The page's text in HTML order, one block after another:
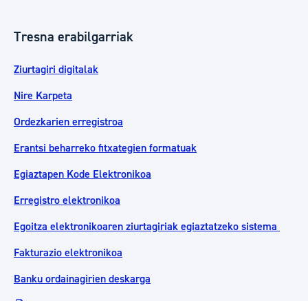
Tresna erabilgarriak
Ziurtagiri digitalak
Nire Karpeta
Ordezkarien erregistroa
Erantsi beharreko fitxategien formatuak
Egiaztapen Kode Elektronikoa
Erregistro elektronikoa
Egoitza elektronikoaren ziurtagiriak egiaztatzeko sistema
Fakturazio elektronikoa
Banku ordainagirien deskarga